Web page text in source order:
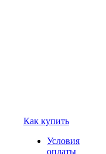
Как купить
Условия
оплаты